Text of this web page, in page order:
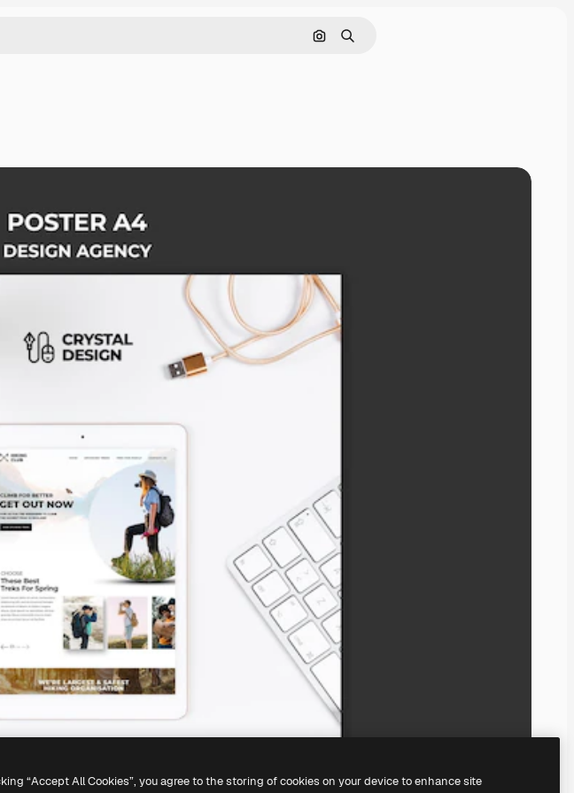
Pesquisar por imagem
Buscar
“Accept All Cookies”, you agree to the storing of cookies on your device to enhance site